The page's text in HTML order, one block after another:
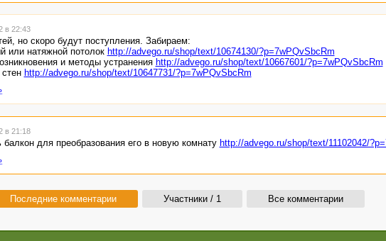
в 22:43
но скоро будут поступления. Забираем:
или натяжной потолок http://advego.ru/shop/text/10674130/?p=7wPQvSbcRm
и методы устранения http://advego.ru/shop/text/10667601/?p=7wPQvSbcRm
http://advego.ru/shop/text/10647731/?p=7wPQvSbcRm
в 21:18
балкон для преобразования его в новую комнату http://advego.ru/shop/text/11102042/
Последние комментарии Участники / 1 Все комментарии